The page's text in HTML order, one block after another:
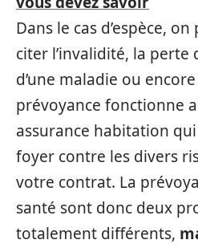
Dans le cas d’espèce,
citer l’invalidité, la perte
d’une maladie ou
prévoyance fonctionne
assurance habitation
foyer contre les divers
votre contrat. La
santé sont donc deux
totalement différents,